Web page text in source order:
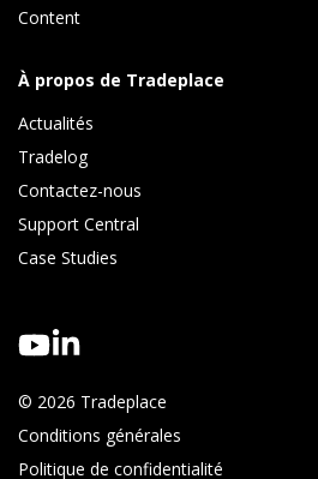
Content
À propos de Tradeplace
Actualités
Tradelog
Contactez-nous
Support Central
Case Studies
© 2026 Tradeplace
Conditions générales
Politique de confidentialité